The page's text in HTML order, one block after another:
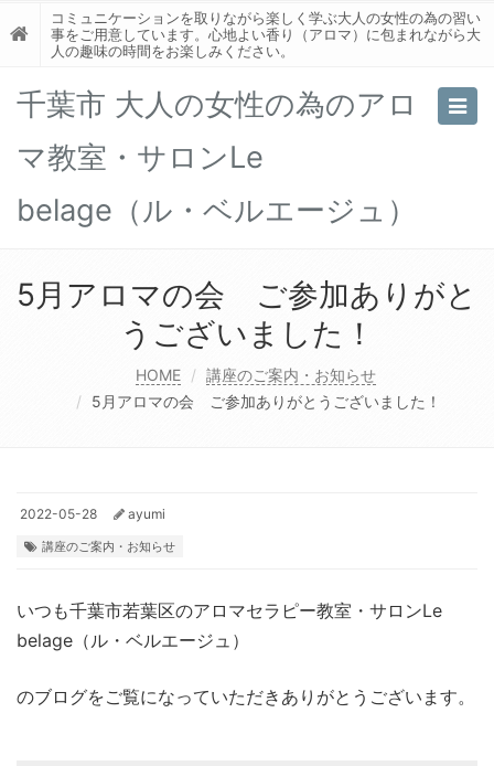
コミュニケーションを取りながら楽しく学ぶ大人の女性の為の習い
事をご用意しています。心地よい香り（アロマ）に包まれながら大
人の趣味の時間をお楽しみください。
千葉市 大人の女性の為のアロ
マ教室・サロンLe
belage（ル・ベルエージュ）
5月アロマの会 ご参加ありがと
うございました！
HOME
講座のご案内・お知らせ
5月アロマの会 ご参加ありがとうございました！
2022-05-28 ayumi
講座のご案内・お知らせ
いつも千葉市若葉区のアロマセラピー教室・サロンLe
belage（ル・ベルエージュ）
のブログをご覧になっていただきありがとうございます。